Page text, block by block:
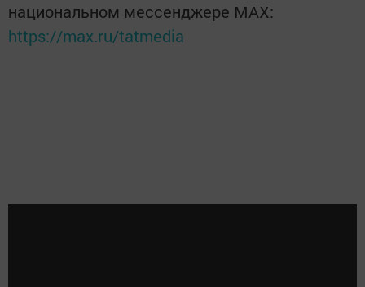
национальном мессенджере MАХ:
https://max.ru/tatmedia